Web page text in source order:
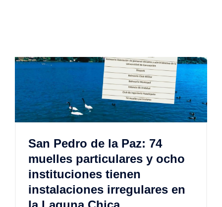
San Pedro de la Paz: 74
muelles particulares y ocho
instituciones tienen
instalaciones irregulares en